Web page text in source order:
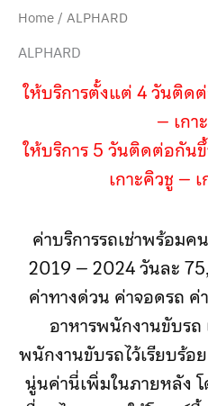
Home / ALPHARD
ALPHARD
ให้บริการตั้งแต่ 4 วันติด
– เกา
ให้บริการ 5 วันติดต่อกัน
เกาะคิวชู –
ค่าบริการรถเช่าพร้อม
2019 – 2024 วันละ
ค่าทางด่วน ค่าจอดรถ
อาหารพนักงานขับร
พนักงานขับรถไว้เรียบร้
นู่นค่านี่เพิ่มในภายหลัง